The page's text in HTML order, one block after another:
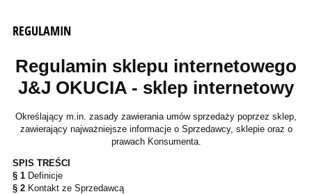
REGULAMIN
Regulamin sklepu internetowego
J&J OKUCIA - sklep internetowy
Określający m.in. zasady zawierania umów sprzedaży poprzez sklep,
zawierający najważniejsze informacje o Sprzedawcy, sklepie oraz o
prawach Konsumenta.
SPIS TREŚCI
§ 1 Definicje
§ 2 Kontakt ze Sprzedawcą